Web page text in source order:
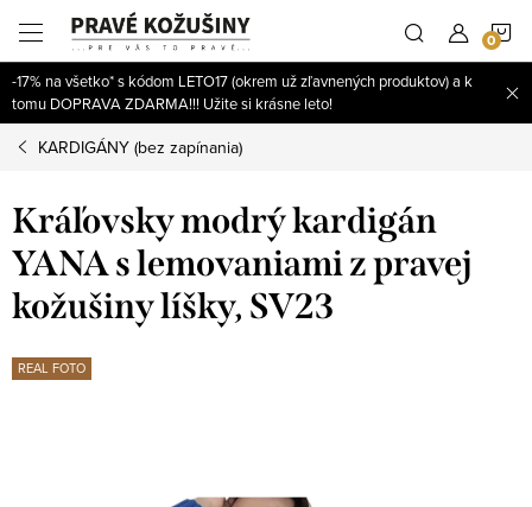
obsah
-17% na všetko* s kódom LETO17 (okrem už zľavnených produktov) a k
tomu DOPRAVA ZDARMA!!! Užite si krásne leto!
KARDIGÁNY (bez zapínania)
Kráľovsky modrý kardigán
YANA s lemovaniami z pravej
kožušiny líšky, SV23
REAL FOTO